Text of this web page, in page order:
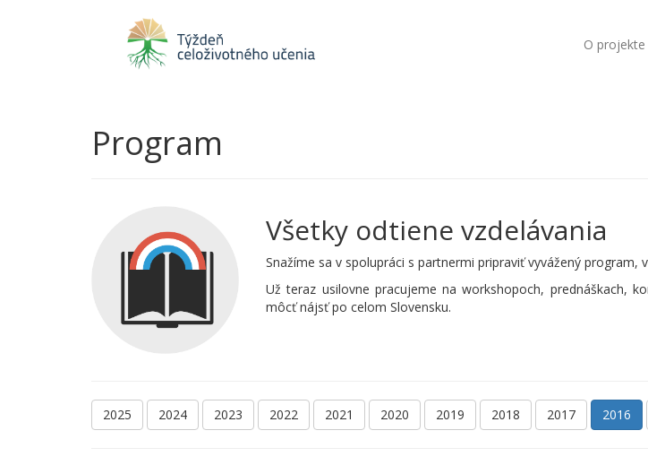
O projekte
Program
Všetky odtiene vzdelávania
Snažíme sa v spolupráci s partnermi pripraviť vyvážený
Už teraz usilovne pracujeme na workshopoch, prednáškach,
môcť nájsť po celom Slovensku.
2025 2024 2023 2022 2021 2020 2019 2018 2017 2016